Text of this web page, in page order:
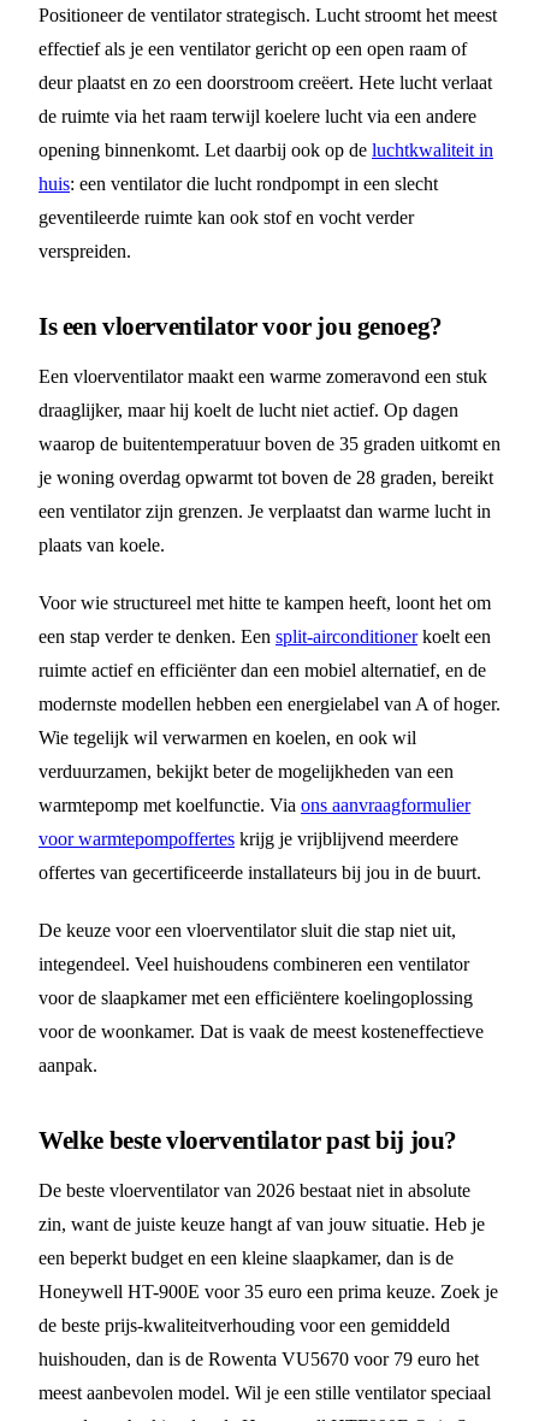
Positioneer de ventilator strategisch. Lucht stroomt het meest
effectief als je een ventilator gericht op een open raam of
deur plaatst en zo een doorstroom creëert. Hete lucht verlaat
de ruimte via het raam terwijl koelere lucht via een andere
opening binnenkomt. Let daarbij ook op de luchtkwaliteit in
huis: een ventilator die lucht rondpompt in een slecht
geventileerde ruimte kan ook stof en vocht verder
verspreiden.
Is een vloerventilator voor jou genoeg?
Een vloerventilator maakt een warme zomeravond een stuk
draaglijker, maar hij koelt de lucht niet actief. Op dagen
waarop de buitentemperatuur boven de 35 graden uitkomt en
je woning overdag opwarmt tot boven de 28 graden, bereikt
een ventilator zijn grenzen. Je verplaatst dan warme lucht in
plaats van koele.
Voor wie structureel met hitte te kampen heeft, loont het om
een stap verder te denken. Een split-airconditionerkoelt een
ruimte actief en efficiënter dan een mobiel alternatief, en de
modernste modellen hebben een energielabel van A of hoger.
Wie tegelijk wil verwarmen en koelen, en ook wil
verduurzamen, bekijkt beter de mogelijkheden van een
warmtepomp met koelfunctie. Via ons aanvraagformulier
voor warmtepompoffertes krijg je vrijblijvend meerdere
offertes van gecertificeerde installateurs bij jou in de buurt.
De keuze voor een vloerventilator sluit die stap niet uit,
integendeel. Veel huishoudens combineren een ventilator
voor de slaapkamer met een efficiëntere koelingoplossing
voor de woonkamer. Dat is vaak de meest kosteneffectieve
aanpak.
Welke beste vloerventilator past bij jou?
De beste vloerventilator van 2026 bestaat niet in absolute
zin, want de juiste keuze hangt af van jouw situatie. Heb je
een beperkt budget en een kleine slaapkamer, dan is de
Honeywell HT-900E voor 35 euro een prima keuze. Zoek je
de beste prijs-kwaliteitverhouding voor een gemiddeld
huishouden, dan is de Rowenta VU5670 voor 79 euro het
meest aanbevolen model. Wil je een stille ventilator speciaal